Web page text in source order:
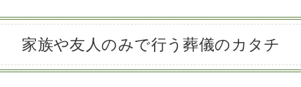
家族や友人のみで行う葬儀のカタチ